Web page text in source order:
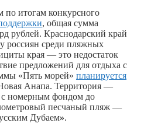
по итогам конкурсного
, общая сумма
рублей. Краснодарский край
россиян среди пляжных
края — это недостаток
предложений для отдыха с
«Пять морей» планируется
Анапа. Территория —
с номерным фондом до
песчаный пляж —
Дубаем».